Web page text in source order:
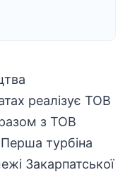
реалізує ТОВ
разом з ТОВ
турбіна
Закарпатської